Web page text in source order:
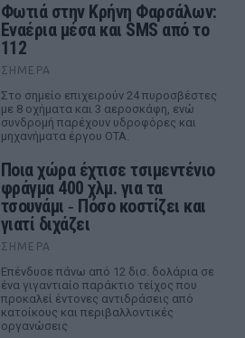
Φωτιά στην Κρήνη Φαρσάλων:
Εναέρια μέσα και SMS από το
112
ΣΉΜΕΡΑ
Στο σημείο επιχειρούν 24 πυροσβέστες
με 8 οχήματα και 3 αεροσκάφη, ενώ
συνδρομή παρέχουν υδροφόρες και
μηχανήματα έργου ΟΤΑ.
Ποια χώρα έχτισε τσιμεντένιο
φράγμα 400 χλμ. για τα
τσουνάμι ‑ Πόσο κοστίζει και
γιατί διχάζει
ΣΉΜΕΡΑ
Επένδυσε πάνω από 12 δισ. δολάρια σε
ένα γιγαντιαίο παράκτιο τείχος που
προκαλεί έντονες αντιδράσεις από
κατοίκους και περιβαλλοντικές
οργανώσεις